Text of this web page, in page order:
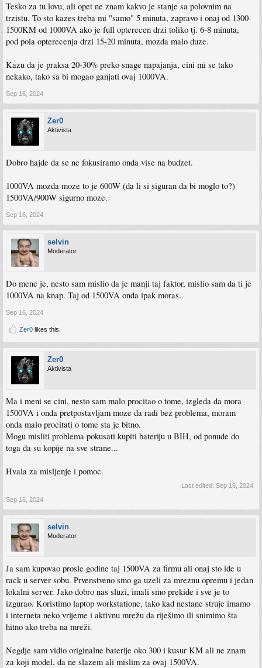
Tesko za tu lovu, ali opet ne znam kakvo je stanje sa polovnim na
trzistu. To sto kazes treba mi "samo" 5 minuta, zapravo i onaj od 1300-
1500KM od 1000VA ako je full opterecen drzi toliko tj. 6-8 minuta,
pod pola opterecenja drzi 15-20 minuta, mozda malo duze.
Kazu da je praksa 20-30% preko snage napajanja, cini mi se tako
nekako, tako sa bi mogao ganjati ovaj 1000VA.
Sep 16, 2024
Zer0
Aktivista
Dobro hajde da se ne fokusiramo onda vise na budzet.
1000VA mozda moze to je 600W (da li si siguran da bi moglo to?)
1500VA/900W sigurno moze.
Sep 16, 2024
selvin
Moderator
Do mene je, nesto sam mislio da je manji taj faktor, mislio sam da ti je
1000VA na knap. Taj od 1500VA onda ipak moras.
Sep 16, 2024
Zer0 likes this.
Zer0
Aktivista
Ma i meni se cini, nesto sam malo procitao o tome, izgleda da mora
1500VA i onda pretpostavljam moze da radi bez problema, moram
onda malo procitati o tome sta je bitno.
Mogu misliti problema pokusati kupiti bateriju u BIH, od ponude do
toga da su kopije na sve strane...
Hvala za misljenje i pomoc.
Last edited: Sep 16, 2024
Sep 16, 2024
selvin
Moderator
Ja sam kupovao prosle godine taj 1500VA za firmu ali onaj sto ide u
rack u server sobu. Prvenstveno smo ga uzeli za mreznu opremu i jedan
lokalni server. Jako dobro nas sluzi, imali smo prekide i sve je to
izgurao. Koristimo laptop workstatione, tako kad nestane struje imamo
i interneta neko vrijeme i aktivnu mrežu da riješimo ili snimimo šta
hitno ako treba na mreži.
Negdje sam vidio originalne baterije oko 300 i kusur KM ali ne znam
za koji model, da ne slazem ali mislim za ovaj 1500VA.